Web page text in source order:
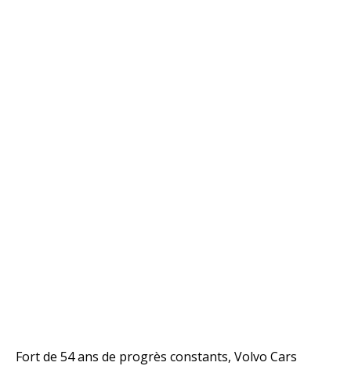
Fort de 54 ans de progrès constants, Volvo Cars